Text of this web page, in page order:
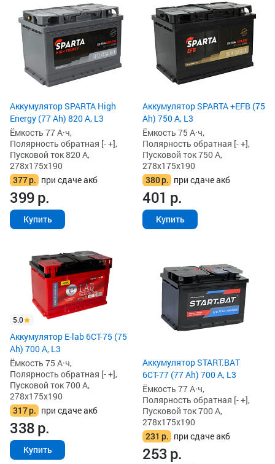
Аккумулятор SPARTA High
Energy (77 Ah) 820 А, L3
Ёмкость 77 А·ч,
Полярность обратная [- +],
Пусковой ток 820 А,
278x175x190
377р. при сдаче акб
399р.
Купить
Аккумулятор SPARTA +EFB (75
Ah) 750 А, L3
Ёмкость 75 А·ч,
Полярность обратная [- +],
Пусковой ток 750 А,
278x175x190
380р. при сдаче акб
401 р.
Купить
5.0
Аккумулятор E-lab 6СТ-75 (75
Ah) 700 А, L3
Ёмкость 75 А·ч,
Полярность обратная [- +],
Пусковой ток 700 А,
278x175x190
317р. при сдаче акб
338р.
Купить
Аккумулятор START.BAT
6СТ-77 (77 Ah) 700 А, L3
Ёмкость 77 А·ч,
Полярность обратная [- +],
Пусковой ток 700 А,
278x175x190
231 р. при сдаче акб
253р.